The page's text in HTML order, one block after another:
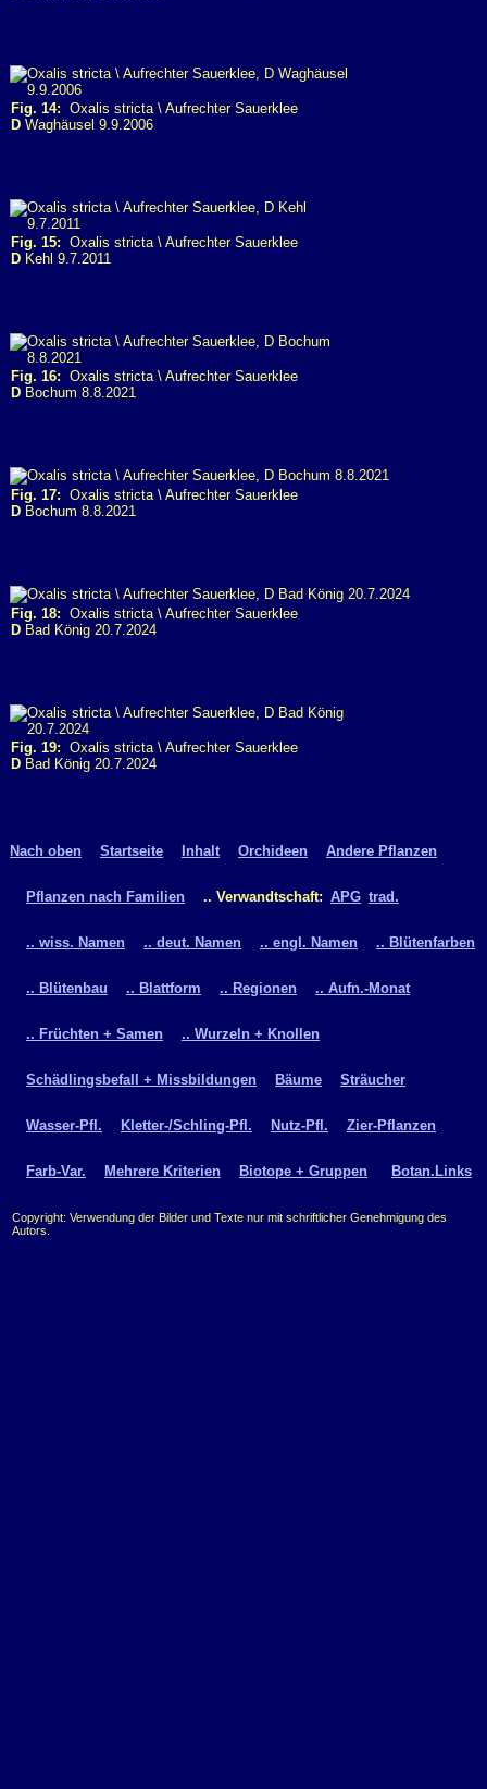
Fig. 14: Oxalis stricta \ Aufrechter Sauerklee
D Waghäusel 9.9.2006
Fig. 15: Oxalis stricta \ Aufrechter Sauerklee
D Kehl 9.7.2011
Fig. 16: Oxalis stricta \ Aufrechter Sauerklee
D Bochum 8.8.2021
Fig. 17: Oxalis stricta \ Aufrechter Sauerklee
D Bochum 8.8.2021
Fig. 18: Oxalis stricta \ Aufrechter Sauerklee
D Bad König 20.7.2024
Fig. 19: Oxalis stricta \ Aufrechter Sauerklee
D Bad König 20.7.2024
Nach oben Startseite Inhalt Orchideen Andere Pflanzen
Pflanzen nach Familien .. Verwandtschaft: APG trad.
.. wiss. Namen .. deut. Namen .. engl. Namen .. Blütenfarben
.. Blütenbau .. Blattform .. Regionen .. Aufn.-Monat
.. Früchten + Samen .. Wurzeln + Knollen
Schädlingsbefall + Missbildungen Bäume Sträucher
Wasser-Pfl. Kletter-/Schling-Pfl. Nutz-Pfl. Zier-Pflanzen
Farb-Var. Mehrere Kriterien Biotope + Gruppen Botan.Links
Copyright: Verwendung der Bilder und Texte nur mit schriftlicher Genehmigung des
Autors.